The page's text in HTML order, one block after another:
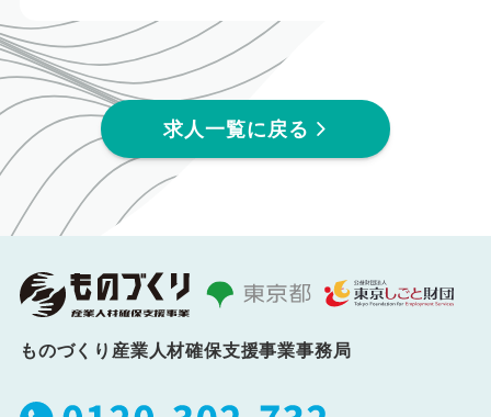
求人一覧に戻る
ものづくり産業人材確保支援事業事務局